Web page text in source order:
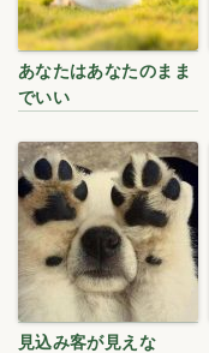
あなたはあなたのまま
でいい
見込み客が見えな